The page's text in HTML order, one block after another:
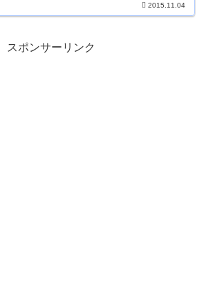
2015.11.04
スポンサーリンク